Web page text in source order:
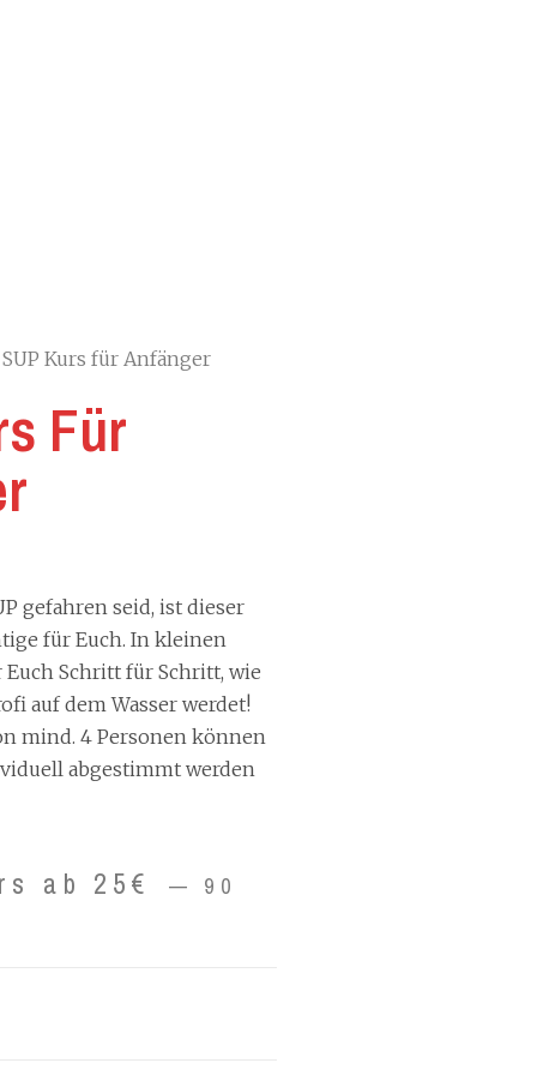
Kurs für Anfänger
Für
gefahren seid, ist dieser
für Euch. In kleinen
Schritt für Schritt, wie
auf dem Wasser werdet!
mind. 4 Personen können
abgestimmt werden
ab 25€ 90